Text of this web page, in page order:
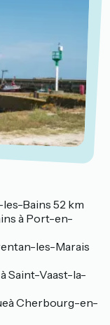
Bains 52 km
à Port-en-
les-Marais
Saint-Vaast-la-
Cherbourg-en-